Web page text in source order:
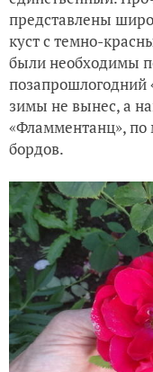
представлены
куст с темно-
были необходимы
зимы не вынес, а
«Фламментанц», по
бордов.